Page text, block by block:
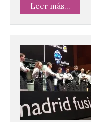
Leer más...